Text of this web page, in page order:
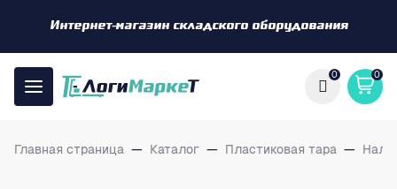
Интернет-магазин складского оборудования
0 0
Главная страница — Каталог — Пластиковая тара —